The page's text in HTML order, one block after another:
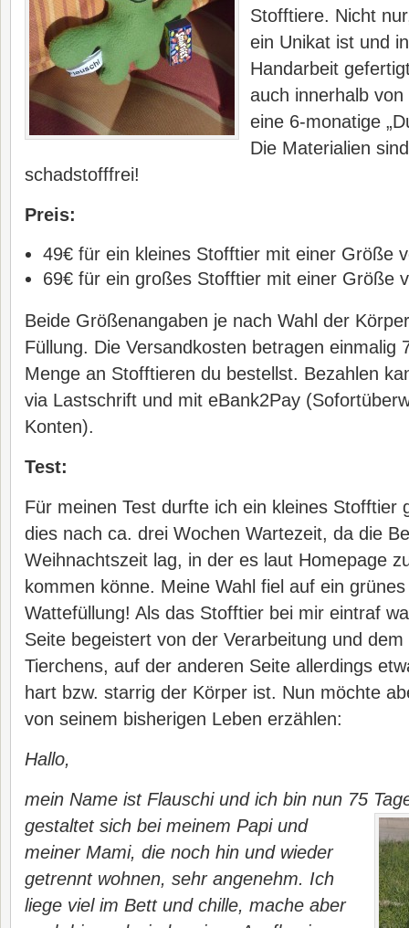
Stofftiere. Nicht
ein Unikat ist und
Handarbeit
auch innerhalb
eine 6-monatige
Die Materialien
schadstofffrei!
Preis:
49€ für ein kleines Stofftier mit einer Größe
69€ für ein großes Stofftier mit einer Größe
Beide Größenangaben je nach Wahl der
Füllung. Die Versandkosten betragen einmalig
Menge an Stofftieren du bestellst. Bezahlen
via Lastschrift und mit eBank2Pay
Konten).
Test:
Für meinen Test durfte ich ein kleines Stofftier
dies nach ca. drei Wochen Wartezeit, da die
Weihnachtszeit lag, in der es laut Homepage
kommen könne. Meine Wahl fiel auf ein
Wattefüllung! Als das Stofftier bei mir eintraf
Seite begeistert von der Verarbeitung und
Tierchens, auf der anderen Seite allerdings
hart bzw. starrig der Körper ist. Nun möchte
von seinem bisherigen Leben erzählen:
Hallo,
mein Name ist Flauschi und ich bin nun 75
gestaltet sich bei meinem Papi und
meiner Mami, die noch hin und wieder
getrennt wohnen, sehr angenehm. Ich
liege viel im Bett und chille, mache aber